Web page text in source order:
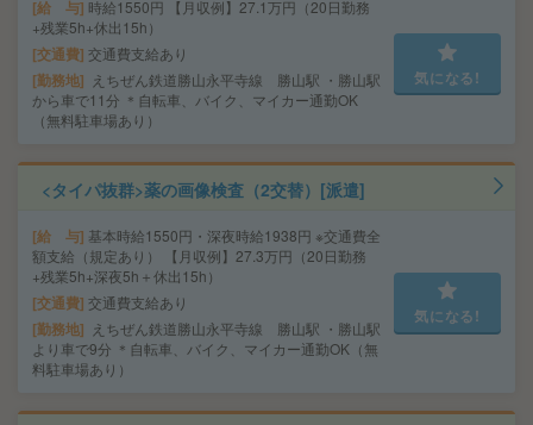
給 与 時給1550円 【月収例】27.1万円（20日勤務
+残業5h+休出15h）
交通費 交通費支給あり
勤務地
えちぜん鉄道勝山永平寺線 勝山駅 ・勝山駅
から車で11分 ＊自転車、バイク、マイカー通勤OK
（無料駐車場あり）
気になる!
<タイパ抜群>薬の画像検査（2交替）[派遣]
給 与 基本時給1550円・深夜時給1938円 ※交通費全
額支給（規定あり） 【月収例】27.3万円（20日勤務
+残業5h+深夜5h＋休出15h）
交通費 交通費支給あり
勤務地
えちぜん鉄道勝山永平寺線 勝山駅 ・勝山駅
より車で9分 ＊自転車、バイク、マイカー通勤OK（無
料駐車場あり）
気になる!